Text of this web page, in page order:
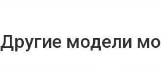
Другие модели